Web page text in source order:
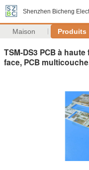
Shenzhen Bicheng
Maison Produits
TSM-DS3 PCB à
face, PCB